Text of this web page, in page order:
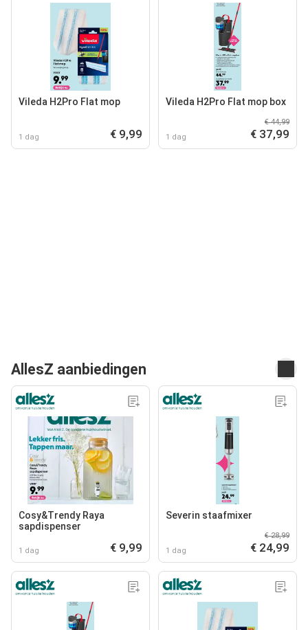
Vileda H2Pro Flat mop
1 dag € 9,99
Vileda H2Pro Flat mop box
1 dag
€ 44,99
€ 37,99
AllesZ aanbiedingen
Cosy&Trendy Raya
sapdispenser
1 dag € 9,99
Severin staafmixer
1 dag
€ 28,99
€ 24,99